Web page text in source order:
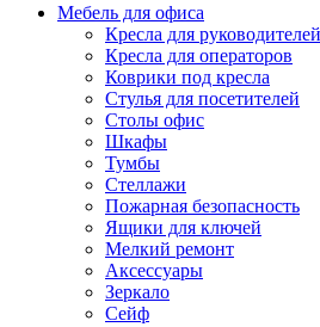
Мебель для офиса
Кресла для руководителей
Кресла для операторов
Коврики под кресла
Стулья для посетителей
Столы офис
Шкафы
Тумбы
Стеллажи
Пожарная безопасность
Ящики для ключей
Мелкий ремонт
Аксессуары
Зеркало
Сейф